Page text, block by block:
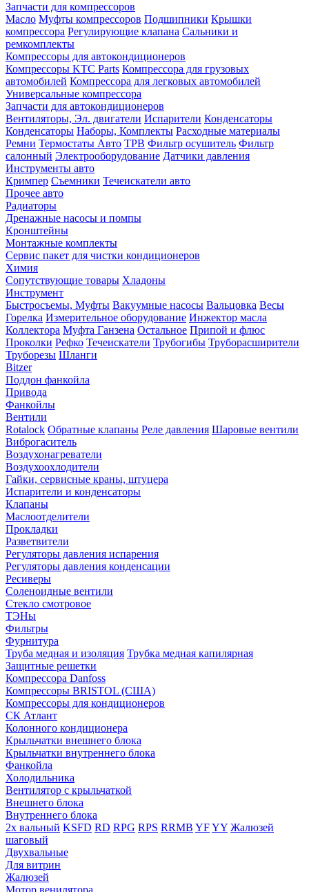
Запчасти для компрессоров
Масло Муфты компрессоров Подшипники Крышки
компрессора Регулирующие клапана Сальники и
ремкомплекты
Компрессоры для автокондиционеров
Компрессоры KTC Parts Компрессора для грузовых
автомобилей Компрессора для легковых автомобилей
Универсальные компрессора
Запчасти для автокондиционеров
Вентиляторы, Эл. двигатели Испарители Конденсаторы
Конденсаторы Наборы, Комплекты Расходные материалы
Ремни Термостаты Авто ТРВ Фильтр осушитель Фильтр
салонный Электрооборудование Датчики давления
Инструменты авто
Кримпер Съемники Течеискатели авто
Прочее авто
Радиаторы
Дренажные насосы и помпы
Кронштейны
Монтажные комплекты
Сервис пакет для чистки кондиционеров
Химия
Сопутствующие товары Хладоны
Инструмент
Быстросъемы, Муфты Вакуумные насосы Вальцовка Весы
Горелка Измерительное оборудование Инжектор масла
Коллектора Муфта Ганзена Остальное Припой и флюс
Проколки Рефко Течеискатели Трубогибы Труборасширители
Труборезы Шланги
Bitzer
Поддон фанкойла
Привода
Фанкойлы
Вентили
Rotalock Обратные клапаны Реле давления Шаровые вентили
Виброгаситель
Воздухонагреватели
Воздухоохлодители
Гайки, сервисные краны, штуцера
Испарители и конденсаторы
Клапаны
Маслоотделители
Прокладки
Разветвители
Регуляторы давления испарения
Регуляторы давления конденсации
Ресиверы
Соленоидные вентили
Стекло смотровое
ТЭНы
Фильтры
Фурнитура
Труба медная и изоляция Трубка медная капилярная
Защитные решетки
Компрессора Danfoss
Компрессоры BRISTOL (США)
Компрессоры для кондиционеров
СК Атлант
Колонного кондиционера
Крыльчатки внешнего блока
Крыльчатки внутреннего блока
Фанкойла
Холодильника
Вентилятор с крыльчаткой
Внешнего блока
Внутреннего блока
2х вальный KSFD RD RPG RPS RRMB YFYY Жалюзей
шаговый
Двухвальные
Для витрин
Жалюзей
Мотор венилятора